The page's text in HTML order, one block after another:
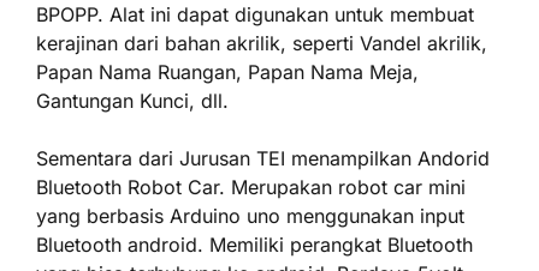
BPOPP. Alat ini dapat digunakan untuk membuat
kerajinan dari bahan akrilik, seperti Vandel akrilik,
Papan Nama Ruangan, Papan Nama Meja,
Gantungan Kunci, dll.
Sementara dari Jurusan TEI menampilkan Andorid
Bluetooth Robot Car. Merupakan robot car mini
yang berbasis Arduino uno menggunakan input
Bluetooth android. Memiliki perangkat Bluetooth